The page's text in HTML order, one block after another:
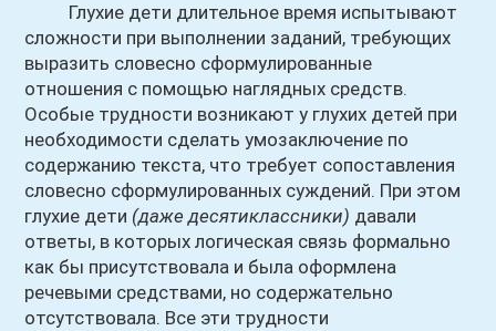
Глухие дети длительное время испытывают
сложности при выполнении заданий, требующих
выразить словесно сформулированные
отношения с помощью наглядных средств.
Особые трудности возникают у глухих детей при
необходимости сделать умозаключение по
содержанию текста, что требует сопоставления
словесно сформулированных суждений. При этом
глухие дети (даже десятиклассники) давали
ответы, в которых логическая связь формально
как бы присутствовала и была оформлена
речевыми средствами, но содержательно
отсутствовала. Все эти трудности